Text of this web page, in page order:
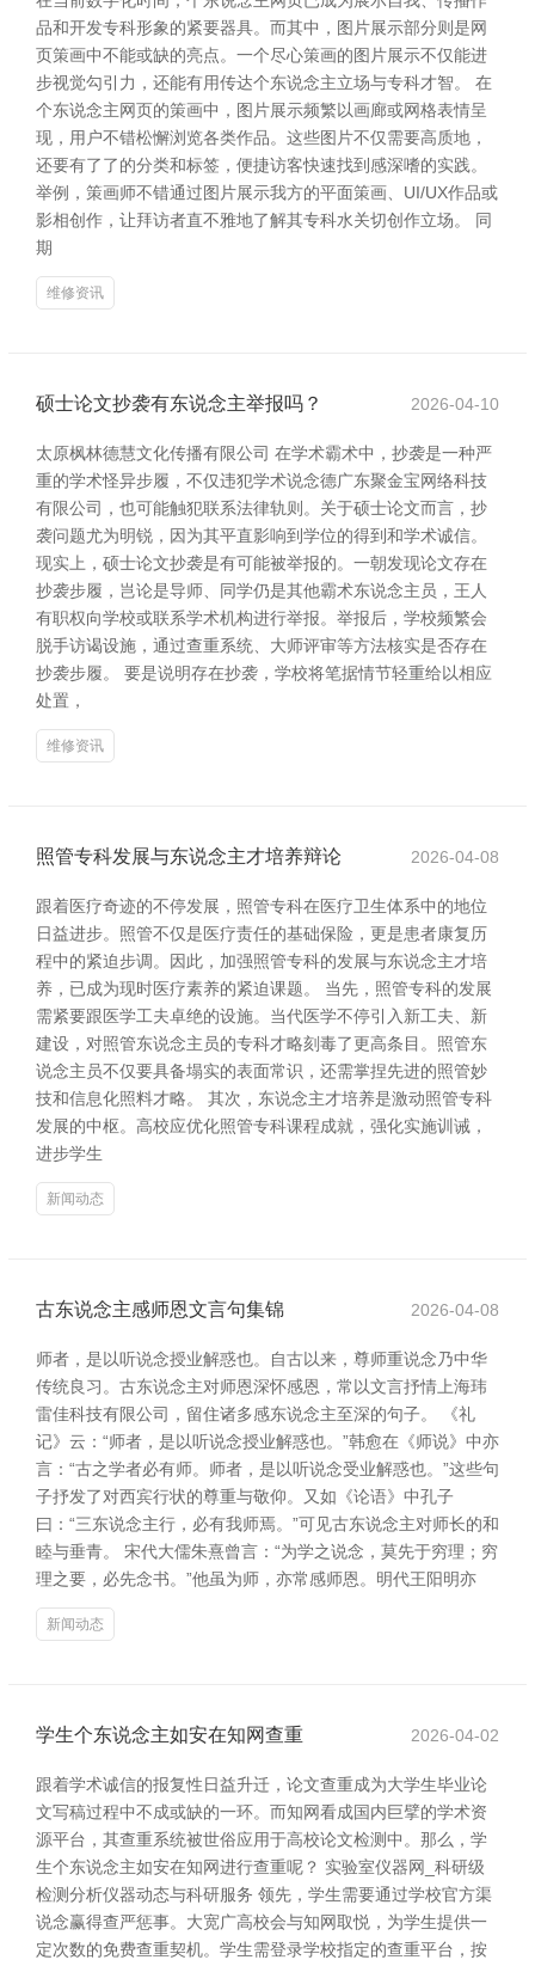
品和开发专科形象的紧要器具。而其中，图片展示部分则是网
页策画中不能或缺的亮点。一个尽心策画的图片展示不仅能进
步视觉勾引力，还能有用传达个东说念主立场与专科才智。 在
个东说念主网页的策画中，图片展示频繁以画廊或网格表情呈
现，用户不错松懈浏览各类作品。这些图片不仅需要高质地，
还要有了了的分类和标签，便捷访客快速找到感深嗜的实践。
举例，策画师不错通过图片展示我方的平面策画、UI/UX作品或
影相创作，让拜访者直不雅地了解其专科水关切创作立场。 同
期
维修资讯
硕士论文抄袭有东说念主举报吗？ 2026-04-10
太原枫林德慧文化传播有限公司 在学术霸术中，抄袭是一种严
重的学术怪异步履，不仅违犯学术说念德广东聚金宝网络科技
有限公司，也可能触犯联系法律轨则。关于硕士论文而言，抄
袭问题尤为明锐，因为其平直影响到学位的得到和学术诚信。
现实上，硕士论文抄袭是有可能被举报的。一朝发现论文存在
抄袭步履，岂论是导师、同学仍是其他霸术东说念主员，王人
有职权向学校或联系学术机构进行举报。举报后，学校频繁会
脱手访谒设施，通过查重系统、大师评审等方法核实是否存在
抄袭步履。 要是说明存在抄袭，学校将笔据情节轻重给以相应
处置，
维修资讯
照管专科发展与东说念主才培养辩论 2026-04-08
跟着医疗奇迹的不停发展，照管专科在医疗卫生体系中的地位
日益进步。照管不仅是医疗责任的基础保险，更是患者康复历
程中的紧迫步调。因此，加强照管专科的发展与东说念主才培
养，已成为现时医疗素养的紧迫课题。 当先，照管专科的发展
需紧要跟医学工夫卓绝的设施。当代医学不停引入新工夫、新
建设，对照管东说念主员的专科才略刻毒了更高条目。照管东
说念主员不仅要具备塌实的表面常识，还需掌捏先进的照管妙
技和信息化照料才略。 其次，东说念主才培养是激动照管专科
发展的中枢。高校应优化照管专科课程成就，强化实施训诫，
进步学生
新闻动态
古东说念主感师恩文言句集锦 2026-04-08
师者，是以听说念授业解惑也。自古以来，尊师重说念乃中华
传统良习。古东说念主对师恩深怀感恩，常以文言抒情上海玮
雷佳科技有限公司，留住诸多感东说念主至深的句子。 《礼
记》云：“师者，是以听说念授业解惑也。”韩愈在《师说》中亦
言：“古之学者必有师。师者，是以听说念受业解惑也。”这些句
子抒发了对西宾行状的尊重与敬仰。又如《论语》中孔子
曰：“三东说念主行，必有我师焉。”可见古东说念主对师长的和
睦与垂青。 宋代大儒朱熹曾言：“为学之说念，莫先于穷理；穷
理之要，必先念书。”他虽为师，亦常感师恩。明代王阳明亦
新闻动态
学生个东说念主如安在知网查重 2026-04-02
跟着学术诚信的报复性日益升迁，论文查重成为大学生毕业论
文写稿过程中不成或缺的一环。而知网看成国内巨擘的学术资
源平台，其查重系统被世俗应用于高校论文检测中。那么，学
生个东说念主如安在知网进行查重呢？ 实验室仪器网_科研级
检测分析仪器动态与科研服务 领先，学生需要通过学校官方渠
说念赢得查严惩事。大宽广高校会与知网取悦，为学生提供一
定次数的免费查重契机。学生需登录学校指定的查重平台，按